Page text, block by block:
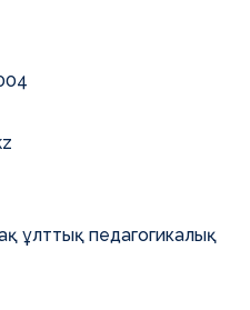
ұлттық педагогикалық